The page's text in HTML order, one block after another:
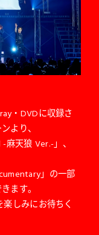
・DVDに収録さ
より、
天狼 Ver.-」、
」の一部
ます。
しみにお待ちく